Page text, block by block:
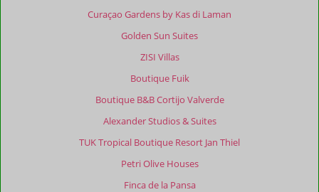
Curaçao Gardens by Kas di Laman
Golden Sun Suites
ZISI Villas
Boutique Fuik
Boutique B&B Cortijo Valverde
Alexander Studios & Suites
TUK Tropical Boutique Resort Jan Thiel
Petri Olive Houses
Finca de la Pansa